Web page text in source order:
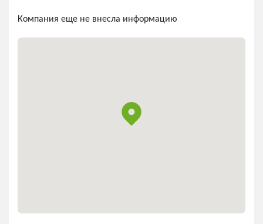
Компания еще не внесла информацию